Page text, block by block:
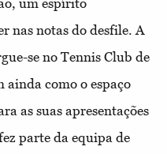
um espírito
nas notas do desfile. A
se no Tennis Club de
ainda como o espaço
as suas apresentações
parte da equipa de